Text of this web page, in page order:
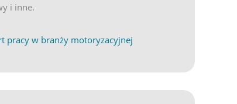
i inne.
pracy w branży motoryzacyjnej